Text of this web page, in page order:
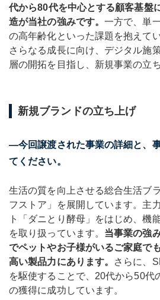
代から80代を中心とする顧客基盤
造が当社の強みです。 一方で、単
の高年齢化といった課題を抱えて
さらなる成長に向け、デジタル施
層の開拓を目指し、新規事業の立
新規ブランドの立ち上げ
―今回譲渡された事業の詳細と、
てください。
生活の質を向上させる総合生活ブ
フストア」を展開しています。主
ト「ダニとり酵母」をはじめ、機
を取り扱っています。 当事業の強
でペットやお子様がいるご家庭で
高い製品力にあります。
さらに、
を駆使することで、20代から50代
の獲得に成功しています。